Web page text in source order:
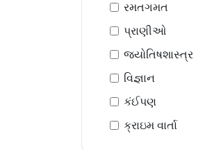
રમતગમત
પ્રાણીઓ
જ્યોતિષશાસ્ત્ર
વિજ્ઞાન
કંઈપણ
ક્રાઇમ વાર્તા